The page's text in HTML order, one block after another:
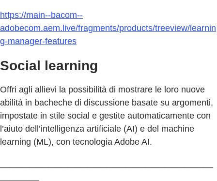
https://main--bacom--
adobecom.aem.live/fragments/products/treeview/learnin
g-manager-features
Social learning
Offri agli allievi la possibilità di mostrare le loro nuove
abilità in bacheche di discussione basate su argomenti,
impostate in stile social e gestite automaticamente con
l’aiuto dell’intelligenza artificiale (AI) e del machine
learning (ML), con tecnologia Adobe AI.